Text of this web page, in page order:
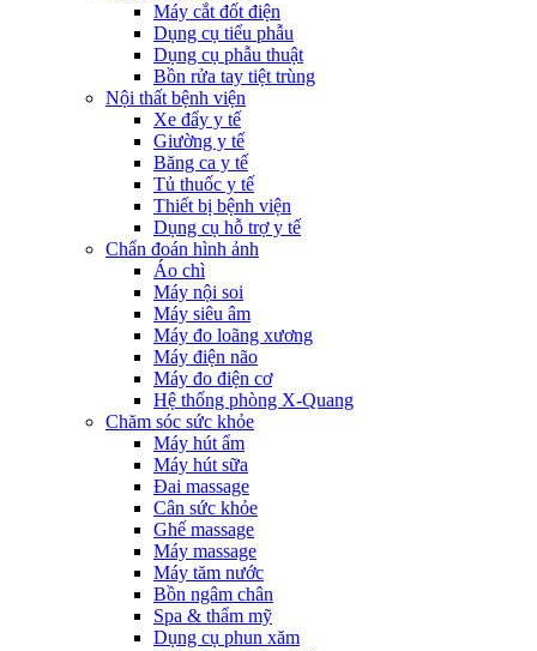
Máy cắt đốt điện
Dụng cụ tiểu phẫu
Dụng cụ phẫu thuật
Bồn rửa tay tiệt trùng
Nội thất bệnh viện
Xe đẩy y tế
Giường y tế
Băng ca y tế
Tủ thuốc y tế
Thiết bị bệnh viện
Dụng cụ hỗ trợ y tế
Chẩn đoán hình ảnh
Áo chì
Máy nội soi
Máy siêu âm
Máy đo loãng xương
Máy điện não
Máy đo điện cơ
Hệ thống phòng X-Quang
Chăm sóc sức khỏe
Máy hút ẩm
Máy hút sữa
Đai massage
Cân sức khỏe
Ghế massage
Máy massage
Máy tăm nước
Bồn ngâm chân
Spa & thẩm mỹ
Dụng cụ phun xăm